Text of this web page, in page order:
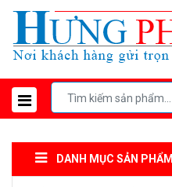
DANH MỤC SẢN PHẨM